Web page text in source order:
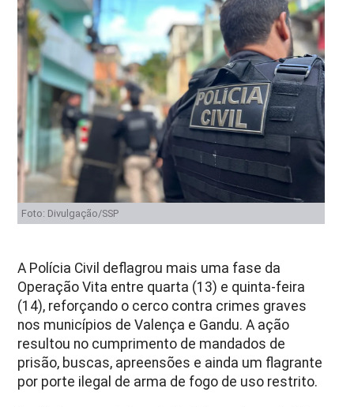
Foto: Divulgação/SSP
A Polícia Civil deflagrou mais uma fase da
Operação Vita entre quarta (13) e quinta-feira
(14), reforçando o cerco contra crimes graves
nos municípios de Valença e Gandu. A ação
resultou no cumprimento de mandados de
prisão, buscas, apreensões e ainda um flagrante
por porte ilegal de arma de fogo de uso restrito.